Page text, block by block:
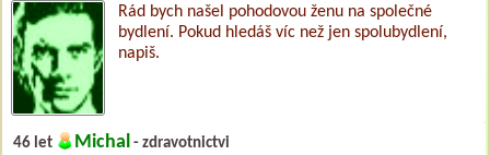
Rád bych našel pohodovou ženu na společné
bydlení. Pokud hledáš víc než jen spolubydlení,
napiš.
46 let Michal - zdravotnictvi